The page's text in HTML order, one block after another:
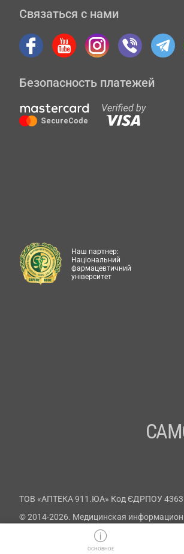
ОСНОВНОЕ
Связаться с нами
Безопасность платежей
Наш партнер:
Національний
фармацевтичний
університет
ТОВ «АПТЕКА 911.ЮА» Код ЄДРПОУ
© 2014-2026. Медицинская